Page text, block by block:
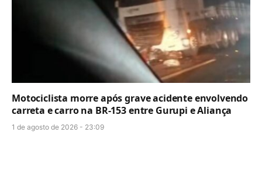
Motociclista morre após grave acidente envolvendo
carreta e carro na BR-153 entre Gurupi e Aliança
1 de agosto de 2026 - 23:09